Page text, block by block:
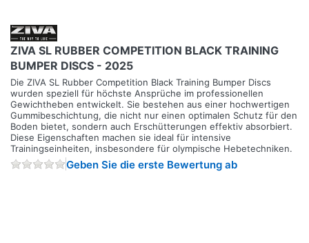
ZIVA SL RUBBER COMPETITION BLACK TRAINING
BUMPER DISCS - 2025
Die ZIVA SL Rubber Competition Black Training Bumper Discs
wurden speziell für höchste Ansprüche im professionellen
Gewichtheben entwickelt. Sie bestehen aus einer hochwertigen
Gummibeschichtung, die nicht nur einen optimalen Schutz für den
Boden bietet, sondern auch Erschütterungen effektiv absorbiert.
Diese Eigenschaften machen sie ideal für intensive
Trainingseinheiten, insbesondere für olympische Hebetechniken.
Geben Sie die erste Bewertung ab